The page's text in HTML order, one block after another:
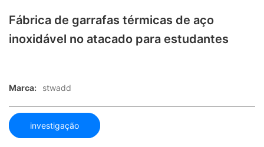
Fábrica de garrafas térmicas de aço
inoxidável no atacado para estudantes
Marca: stwadd
investigação